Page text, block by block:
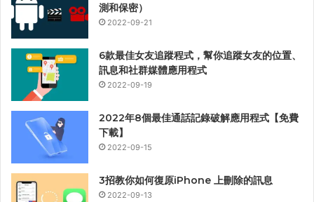
測和保密）
2022-09-21
6款最佳女友追蹤程式，幫你追蹤女友的位置、
訊息和社群媒體應用程式
2022-09-19
2022年8個最佳通話記錄破解應用程式【免費
下載】
2022-09-15
3招教你如何復原iPhone 上刪除的訊息
2022-09-13